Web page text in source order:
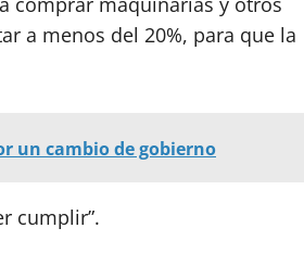
a menos del 20%, para que la
un cambio de gobierno
cumplir”.